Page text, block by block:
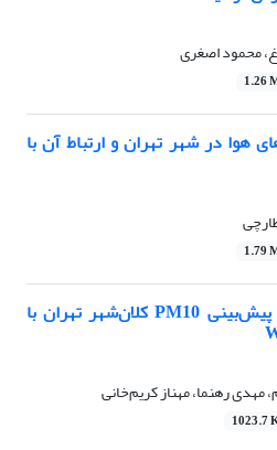
محمود اصغری
1.26
هوا در شهر تهران و ارتباط آن با
1.79
پیش‌بینی PM10 کلان‌شهر تهران با
رهنما، مهناز کریم‌خانی
1023.7